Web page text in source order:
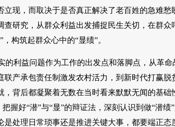
现，而取决于是否真正解决了老百姓的急难愁
研究，从群众利益出发捕捉民生关切，在群众
构筑起群众心中的“显绩”。
的利益问题作为工作的出发点和落脚点，从革命
产承包责任制激发农村活力，到新时代打赢脱
背后都凝聚着无数在当时看来默默无闻的基础
握好“潜”与“显”的辩证法，深刻认识到做“潜绩
处理日常琐事还是推进关键大事，都要端正态